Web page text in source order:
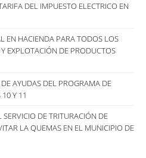
DEL IMPUESTO ELECTRICO EN
EN HACIENDA PARA TODOS LOS
EXPLOTACIÓN DE PRODUCTOS
AYUDAS DEL PROGRAMA DE
Y 11
SERVICIO DE TRITURACIÓN DE
LA QUEMAS EN EL MUNICIPIO DE